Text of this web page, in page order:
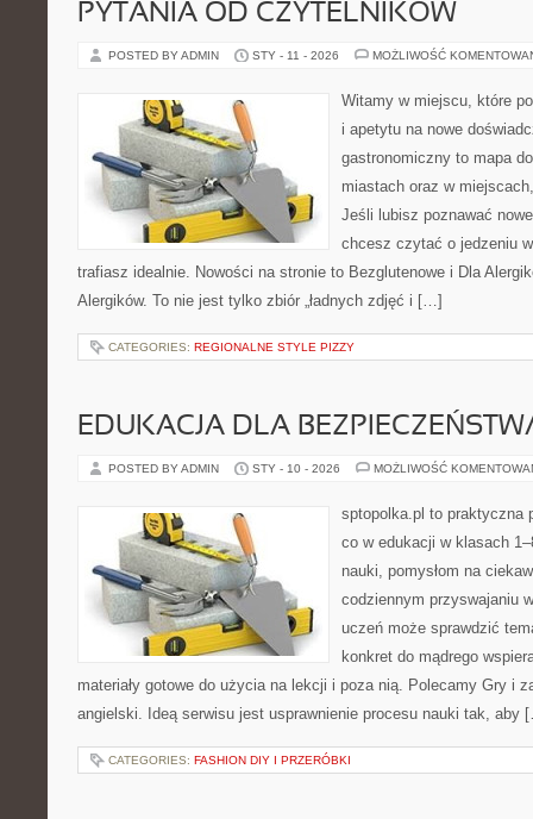
PYTANIA OD CZYTELNIKÓW
POSTED BY ADMIN STY - 11 - 2026 MOŻLIWOŚĆ
Witamy w miejscu, które
i apetytu na nowe
gastronomiczny to mapa
miastach oraz w
Jeśli lubisz poznawać
chcesz czytać o jedzeniu
trafiasz idealnie. Nowości na stronie to Bezglutenowe i Dla
Alergików. To nie jest tylko zbiór „ładnych zdjęć i […]
CATEGORIES: REGIONALNE STYLE PIZZY
EDUKACJA DLA
POSTED BY ADMIN STY - 10 - 2026 MOŻLIWOŚĆ
sptopolka.pl to praktyczna
co w edukacji w klasach
nauki, pomysłom na
codziennym przyswajaniu
uczeń może sprawdzić
konkret do mądrego
materiały gotowe do użycia na lekcji i poza nią. Polecamy Gry i
angielski. Ideą serwisu jest usprawnienie procesu nauki tak, aby
CATEGORIES: FASHION DIY I PRZERÓBKI